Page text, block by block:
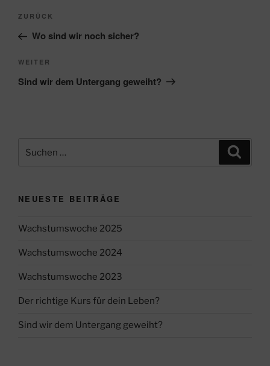
Beitragsnavigation
Vorheriger
Beitrag
ZURÜCK
Wo sind wir noch sicher?
Nächster
Beitrag
WEITER
Sind wir dem Untergang geweiht?
nach:
NEUESTE BEITRÄGE
Wachstumswoche 2025
Wachstumswoche 2024
Wachstumswoche 2023
Der richtige Kurs für dein Leben?
Sind wir dem Untergang geweiht?